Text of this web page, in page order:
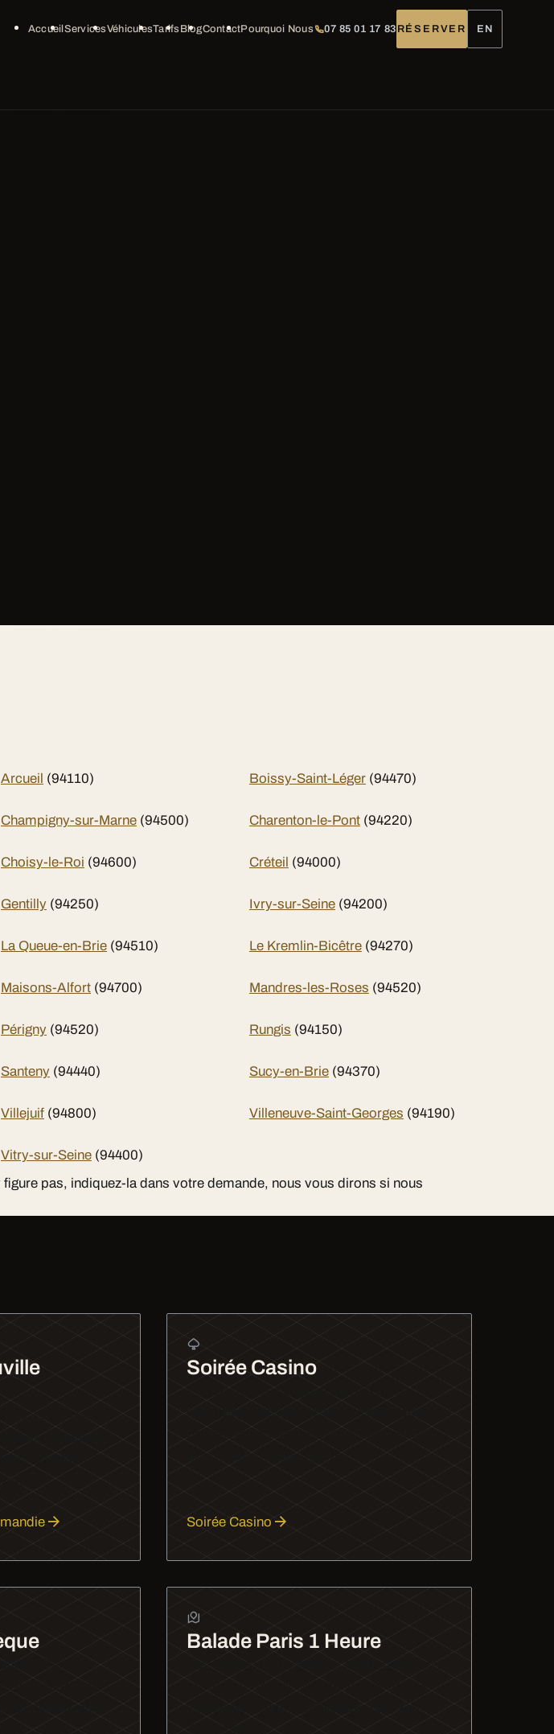
AccueilServicesVéhiculesTarifsBlogContactPourquoi Nous 07 85 01 17 83 RÉSERVER EN
Arcueil (94110) Boissy-Saint-Léger (94470)
Champigny-sur-Marne (94500) Charenton-le-Pont (94220)
Choisy-le-Roi (94600) Créteil (94000)
Gentilly (94250) Ivry-sur-Seine (94200)
La Queue-en-Brie (94510) Le Kremlin-Bicêtre (94270)
Maisons-Alfort (94700) Mandres-les-Roses (94520)
Périgny (94520) Rungis (94150)
Santeny (94440) Sucy-en-Brie (94370)
Villejuif (94800) Villeneuve-Saint-Georges (94190)
Vitry-sur-Seine (94400)
pas, indiquez-la dans votre demande, nous vous dirons si nous
2 h de trajet
Soirée Casino
Soirée casino à Enghien-les-Bains en
limousine. Arrivez comme un high roller,
Soirée Casino
à Paris.
parisienne sans
Balade Paris 1 Heure
Pas beaucoup de temps? Notre balade d'1
limousine : Champs-Élysées, Tour Eiffel,